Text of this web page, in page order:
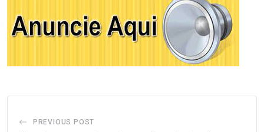
PREVIOUS POST